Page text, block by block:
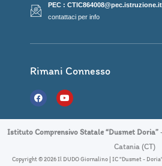
PEC : CTIC864008@pec.istruzione.it
contattaci per info
Rimani Connesso
F
a
c
e
b
o
Y
o
u
t
b
Istituto Comprensivo Statale “Dusmet Doria”
Catania (CT)
Copyright © 2026 Il DUDO Giornalino | IC "Dusmet -